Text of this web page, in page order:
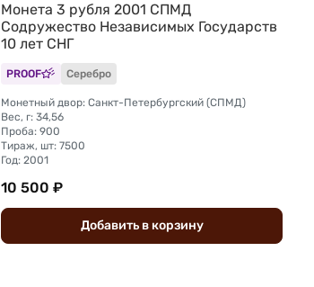
Монета 3 рубля 2001 СПМД
Содружество Независимых Государств
10 лет СНГ
PROOF Серебро
Монетный двор: Санкт-Петербургский (СПМД)
Вес, г: 34,56
Проба: 900
Тираж, шт: 7500
Год: 2001
10 500 ₽
Добавить вкорзину